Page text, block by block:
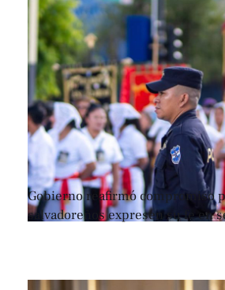
Gobierno reafirmó compromiso
salvadoreños expresen su fe en